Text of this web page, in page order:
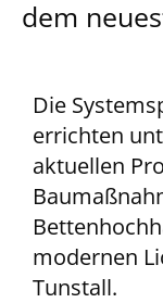
dem
Die
errichten
aktuellen
modernen
Tunstall.